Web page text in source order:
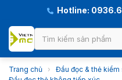
Hotline:
Trang chủ › Đầu đọc & thẻ kiểm